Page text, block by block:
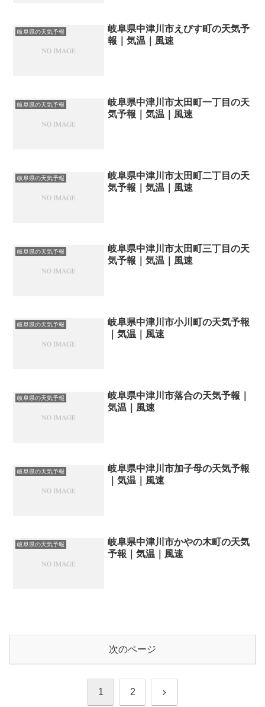
岐阜県の天気予報
岐阜県中津川市えびす町の天気予
報｜気温｜風速
岐阜県の天気予報
岐阜県中津川市太田町一丁目の天
気予報｜気温｜風速
岐阜県の天気予報
岐阜県中津川市太田町二丁目の天
気予報｜気温｜風速
岐阜県の天気予報
岐阜県中津川市太田町三丁目の天
気予報｜気温｜風速
岐阜県の天気予報
岐阜県中津川市小川町の天気予報
｜気温｜風速
岐阜県の天気予報
岐阜県中津川市落合の天気予報｜
気温｜風速
岐阜県の天気予報
岐阜県中津川市加子母の天気予報
｜気温｜風速
岐阜県の天気予報
岐阜県中津川市かやの木町の天気
予報｜気温｜風速
次のページ
1 2 次